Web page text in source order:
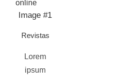
Image #1
Revistas
Lorem
ipsum